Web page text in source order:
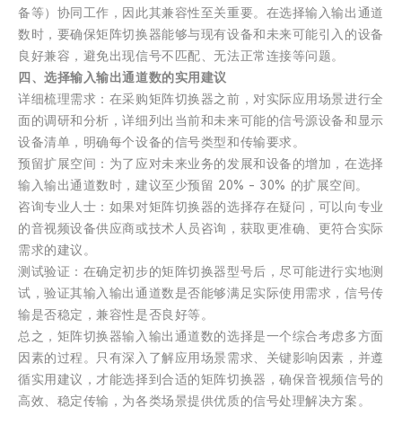
备等）协同工作，因此其兼容性至关重要。在选择输入输出通道
数时，要确保矩阵切换器能够与现有设备和未来可能引入的设备
良好兼容，避免出现信号不匹配、无法正常连接等问题。
四、选择输入输出通道数的实用建议
详细梳理需求：在采购矩阵切换器之前，对实际应用场景进行全
面的调研和分析，详细列出当前和未来可能的信号源设备和显示
设备清单，明确每个设备的信号类型和传输要求。
预留扩展空间：为了应对未来业务的发展和设备的增加，在选择
输入输出通道数时，建议至少预留 20% - 30% 的扩展空间。
咨询专业人士：如果对矩阵切换器的选择存在疑问，可以向专业
的音视频设备供应商或技术人员咨询，获取更准确、更符合实际
需求的建议。
测试验证：在确定初步的矩阵切换器型号后，尽可能进行实地测
试，验证其输入输出通道数是否能够满足实际使用需求，信号传
输是否稳定，兼容性是否良好等。
总之，矩阵切换器输入输出通道数的选择是一个综合考虑多方面
因素的过程。只有深入了解应用场景需求、关键影响因素，并遵
循实用建议，才能选择到合适的矩阵切换器，确保音视频信号的
高效、稳定传输，为各类场景提供优质的信号处理解决方案。